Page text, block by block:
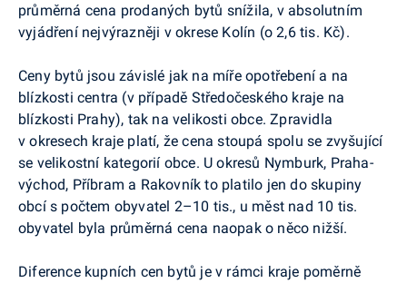
průměrná cena prodaných bytů snížila, v absolutním
vyjádření nejvýrazněji v okrese Kolín (o 2,6 tis. Kč).
Ceny bytů jsou závislé jak na míře opotřebení a na
blízkosti centra (v případě Středočeského kraje na
blízkosti Prahy), tak na velikosti obce. Zpravidla
v okresech kraje platí, že cena stoupá spolu se zvyšující
se velikostní kategorií obce. U okresů Nymburk, Praha-
východ, Příbram a Rakovník to platilo jen do skupiny
obcí s počtem obyvatel 2–10 tis., u měst nad 10 tis.
obyvatel byla průměrná cena naopak o něco nižší.
Diference kupních cen bytů je v rámci kraje poměrně